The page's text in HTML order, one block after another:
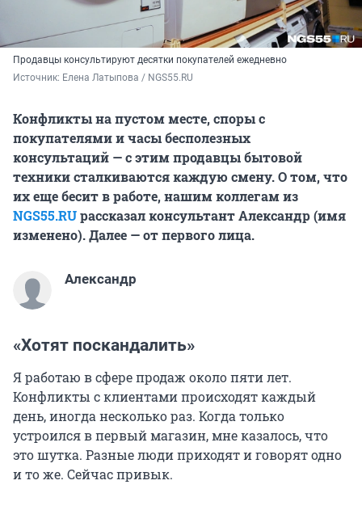
Продавцы консультируют десятки покупателей ежедневно
Источник: Елена Латыпова / NGS55.RU
Конфликты на пустом месте, споры с
покупателями и часы бесполезных
консультаций — с этим продавцы бытовой
техники сталкиваются каждую смену. О том, что
их еще бесит в работе, нашим коллегам из
NGS55.RUрассказал консультант Александр (имя
изменено). Далее — от первого лица.
Александр
«Хотят поскандалить»
Я работаю в сфере продаж около пяти лет.
Конфликты с клиентами происходят каждый
день, иногда несколько раз. Когда только
устроился в первый магазин, мне казалось, что
это шутка. Разные люди приходят и говорят одно
и то же. Сейчас привык.